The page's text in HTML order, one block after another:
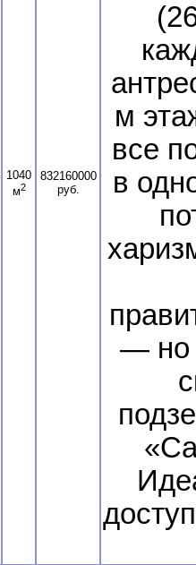
1040
м2
832160000
руб.
м
все
в
— но